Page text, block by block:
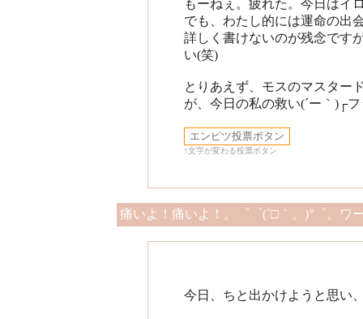
もーねぇ。疲れた。今日はイ
でも、わたし的には運命の出
詳しく書けないのが残念です
い(笑)
とりあえず、モスのマスター
が、今日の私の救い(´ー｀)┌
↑文字が変わる投票ボタン
痛いよ！痛いよ！。゜゜(´□｀。)°゜。ワ
今日、ちと出かけようと思い